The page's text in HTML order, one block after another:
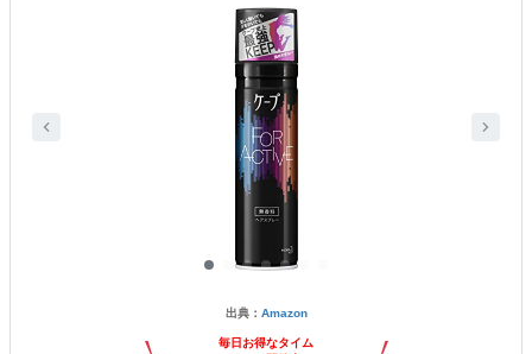
出典： Amazon
毎日お得なタイム